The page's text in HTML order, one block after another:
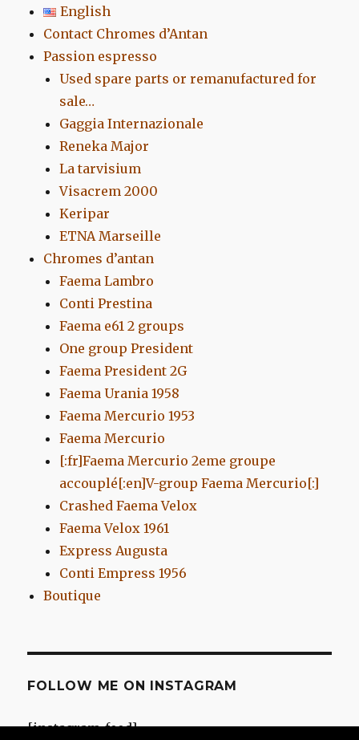
English
Contact Chromes d’Antan
Passion espresso
Used spare parts or remanufactured for
sale…
Gaggia Internazionale
Reneka Major
La tarvisium
Visacrem 2000
Keripar
ETNA Marseille
Chromes d’antan
Faema Lambro
Conti Prestina
Faema e61 2 groups
One group President
Faema President 2G
Faema Urania 1958
Faema Mercurio 1953
Faema Mercurio
[:fr]Faema Mercurio 2eme groupe
accouplé[:en]V-group Faema Mercurio[:]
Crashed Faema Velox
Faema Velox 1961
Express Augusta
Conti Empress 1956
Boutique
FOLLOW ME ON INSTAGRAM
[instagram-feed]